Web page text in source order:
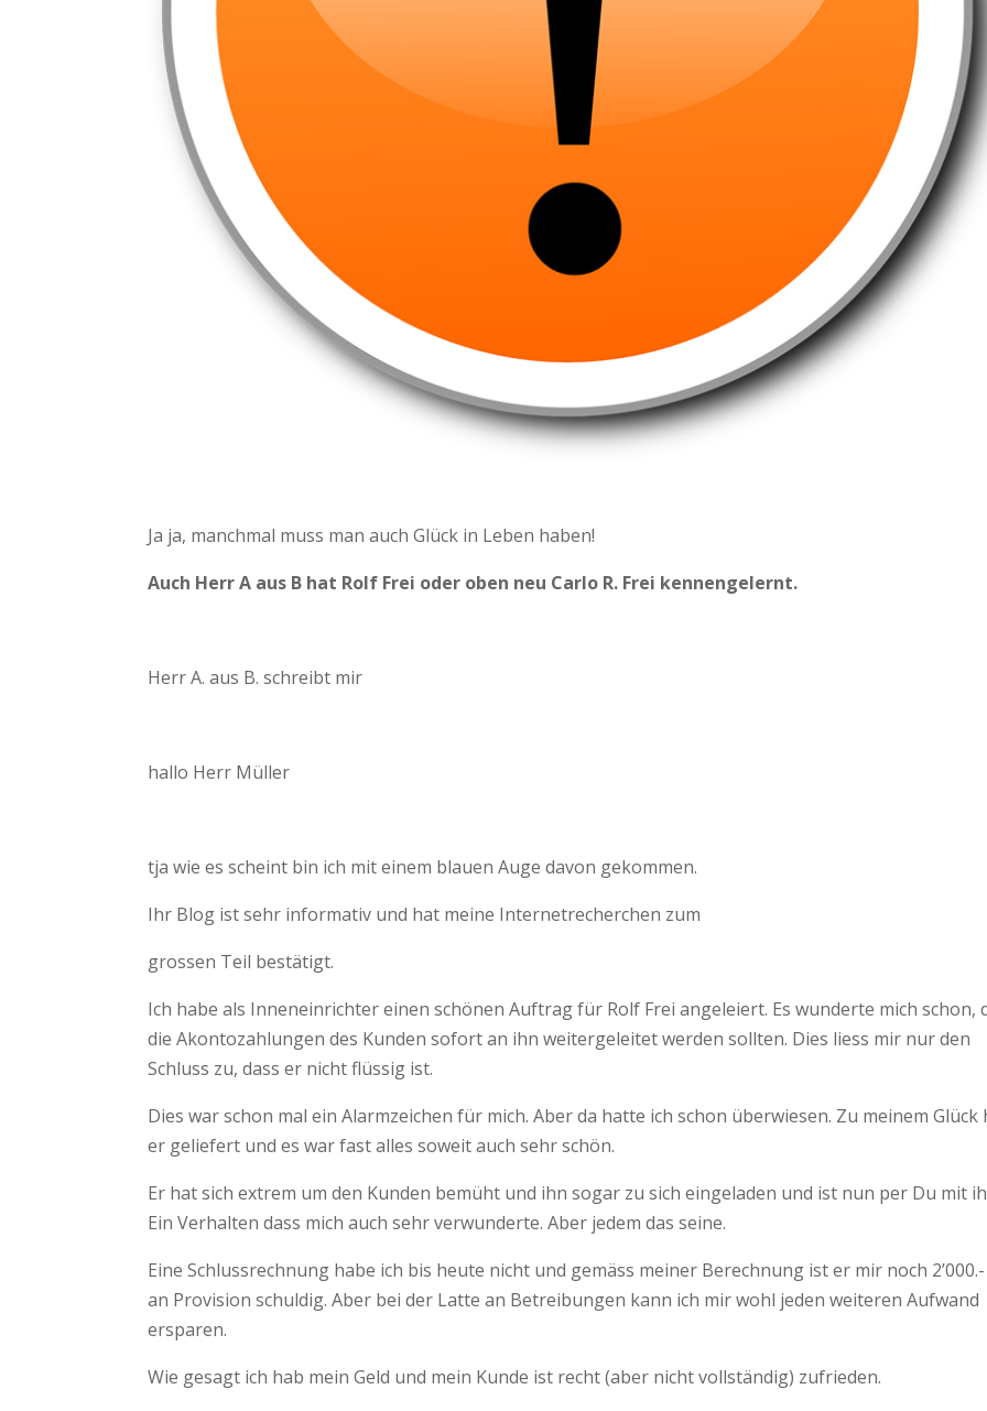
Ja ja, manchmal muss man auch Glück in Leben haben!
Auch Herr A aus B hat Rolf Frei oder oben neu Carlo R. Frei kennengelernt.
Herr A. aus B. schreibt mir
hallo Herr Müller
tja wie es scheint bin ich mit einem blauen Auge davon gekommen.
Ihr Blog ist sehr informativ und hat meine Internetrecherchen zum
grossen Teil bestätigt.
Ich habe als Inneneinrichter einen schönen Auftrag für Rolf Frei angeleiert. Es wunderte mich schon,
die Akontozahlungen des Kunden sofort an ihn weitergeleitet werden sollten. Dies liess mir nur den
Schluss zu, dass er nicht flüssig ist.
Dies war schon mal ein Alarmzeichen für mich. Aber da hatte ich schon überwiesen. Zu meinem Glück
er geliefert und es war fast alles soweit auch sehr schön.
Er hat sich extrem um den Kunden bemüht und ihn sogar zu sich eingeladen und ist nun per Du mit
Ein Verhalten dass mich auch sehr verwunderte. Aber jedem das seine.
Eine Schlussrechnung habe ich bis heute nicht und gemäss meiner Berechnung ist er mir noch 2’000.-
an Provision schuldig. Aber bei der Latte an Betreibungen kann ich mir wohl jeden weiteren Aufwand
ersparen.
Wie gesagt ich hab mein Geld und mein Kunde ist recht (aber nicht vollständig) zufrieden.